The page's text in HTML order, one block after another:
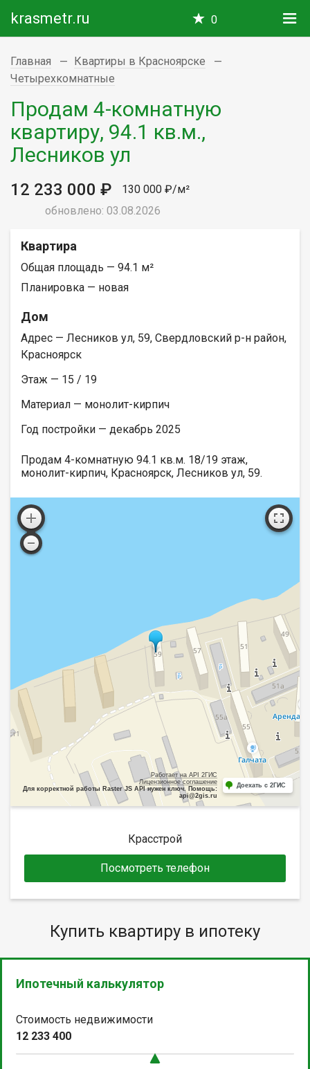
krasmetr.ru 0
Главная
Квартиры в Красноярске
Четырехкомнатные
Продам 4-комнатную
квартиру, 94.1 кв.м.,
Лесников ул
12 233 000 ₽
130 000 ₽/м²
обновлено: 03.08.2026
Квартира
Общая площадь — 94.1 м²
Планировка — новая
Дом
Адрес — Лесников ул, 59, Свердловский р-н район,
Красноярск
Этаж — 15 / 19
Материал — монолит-кирпич
Год постройки — декабрь 2025
Продам 4-комнатную 94.1 кв.м. 18/19 этаж,
монолит-кирпич, Красноярск, Лесников ул, 59.
Работает на API 2ГИС
Лицензионное соглашение
Для корректной работы Raster JS API нужен ключ. Помощь:
api@2gis.ru
Доехать с 2ГИС
Красстрой
Посмотреть телефон
Купить квартиру в ипотеку
Ипотечный калькулятор
Стоимость недвижимости
12 233 400